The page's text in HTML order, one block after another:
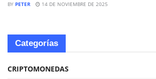
BY PETER 14 DE NOVIEMBRE DE 2025
Categorías
CRIPTOMONEDAS